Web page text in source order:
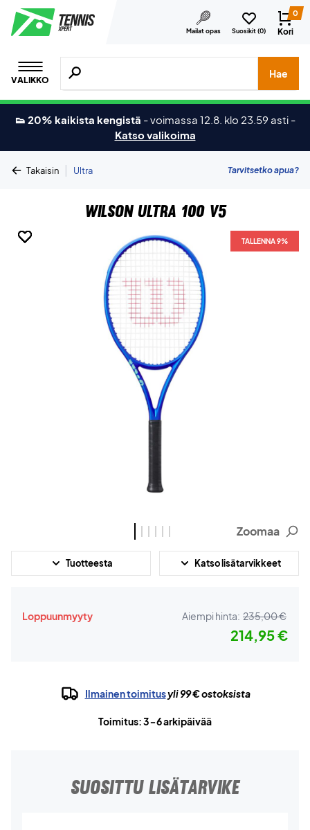
Mailat opas Suosikit (0)
0
Kori
VALIKKO
Hae tuotteita, merkkejä jne.
Hae
👟 20% kaikista kengistä -voimassa 12.8. klo 23.59 asti -
Katso valikoima
Takaisin | Ultra Tarvitsetko apua?
Wilson Ultra 100 V5
TALLENNA 9%
TALLENNA 9%
TALLENNA 9%
TALLENNA 9%
TALLENNA 9%
TALLENNA 9%
Zoomaa
Tuotteesta Katso lisätarvikkeet
Loppuunmyyty Aiempi hinta: 235,00 €
214,95 €
Ilmainen toimitusyli 99 € ostoksista
Toimitus: 3-6 arkipäivää
SUOSITTU LISÄTARVIKE